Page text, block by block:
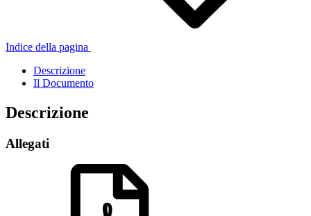
Indice della pagina
Descrizione
Il Documento
Descrizione
Allegati